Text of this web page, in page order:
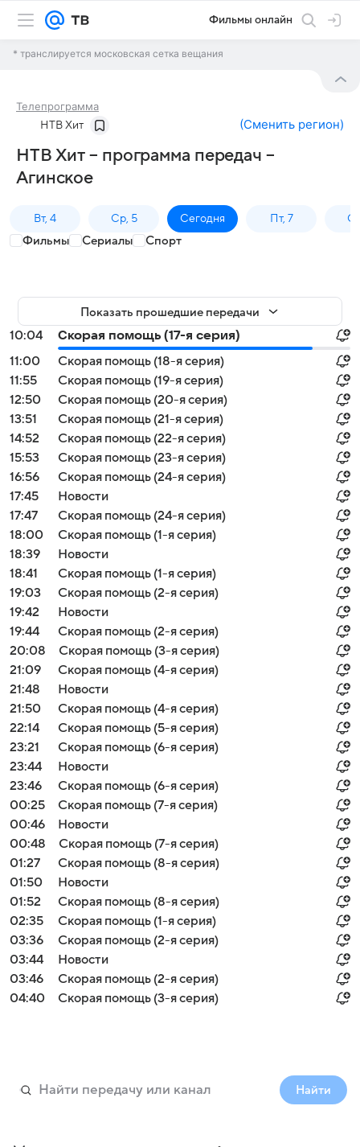
Фильмы онлайн
* транслируется московская сетка вещания
Телепрограмма
НТВ Хит (Сменить регион)
НТВ Хит – программа передач –
Агинское
Вт, 4 Ср, 5 Сегодня Пт, 7
Фильмы Сериалы Спорт
Показать прошедшие передачи
10:04
Скорая помощь (17-я серия)
11:00
Скорая помощь (18-я серия)
11:55
Скорая помощь (19-я серия)
12:50
Скорая помощь (20-я серия)
13:51
Скорая помощь (21-я серия)
14:52
Скорая помощь (22-я серия)
15:53
Скорая помощь (23-я серия)
16:56
Скорая помощь (24-я серия)
17:45
Новости
17:47
Скорая помощь (24-я серия)
18:00
Скорая помощь (1-я серия)
18:39
Новости
18:41
Скорая помощь (1-я серия)
19:03
Скорая помощь (2-я серия)
19:42
Новости
19:44
Скорая помощь (2-я серия)
20:08
Скорая помощь (3-я серия)
21:09
Скорая помощь (4-я серия)
21:48
Новости
21:50
Скорая помощь (4-я серия)
22:14
Скорая помощь (5-я серия)
23:21
Скорая помощь (6-я серия)
23:44
Новости
23:46
Скорая помощь (6-я серия)
00:25
Скорая помощь (7-я серия)
00:46
Новости
00:48
Скорая помощь (7-я серия)
01:27
Скорая помощь (8-я серия)
01:50
Новости
01:52
Скорая помощь (8-я серия)
02:35
Скорая помощь (1-я серия)
03:36
Скорая помощь (2-я серия)
03:44
Новости
03:46
Скорая помощь (2-я серия)
04:40
Скорая помощь (3-я серия)
Найти